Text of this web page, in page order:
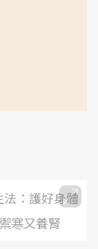
：護好身體
寒又養腎